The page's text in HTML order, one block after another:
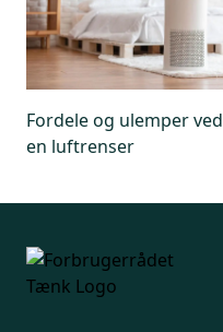
Fordele og ulemper ved
en luftrenser